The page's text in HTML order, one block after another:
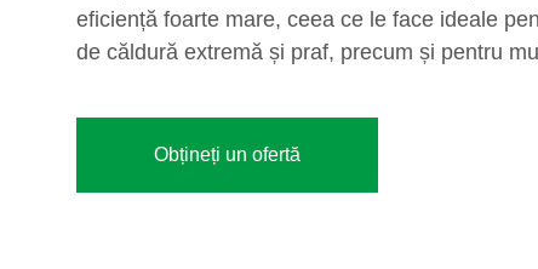
eficiență foarte mare, ceea ce le face ideale
de căldură extremă și praf, precum și pentru
Obțineți un ofertă